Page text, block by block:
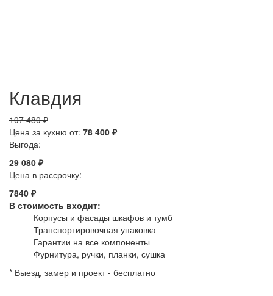
Клавдия
107 480 ₽
Цена за кухню от: 78 400 ₽
Выгода:
29 080 ₽
Цена в рассрочку:
7840 ₽
В стоимость входит:
Корпусы и фасады шкафов и тумб
Транспортировочная упаковка
Гарантии на все компоненты
Фурнитура, ручки, планки, сушка
* Выезд, замер и проект - бесплатно